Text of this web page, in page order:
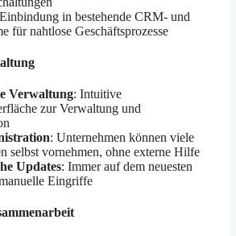
Einbindung in bestehende CRM- und
für nahtlose Geschäftsprozesse
Verwaltung: Intuitive
zur Verwaltung und
: Unternehmen können viele
selbst vornehmen, ohne externe Hilfe
Updates: Immer auf dem neuesten
Eingriffe